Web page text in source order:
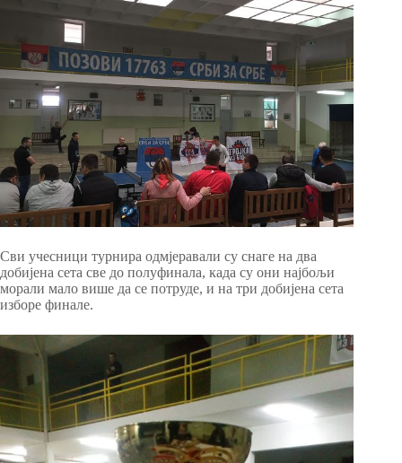
Сви учесници турнира одмјеравали су снаге на два
добијена сета све до полуфинала, када су они најбољи
морали мало више да се потруде, и на три добијена сета
изборе финале.